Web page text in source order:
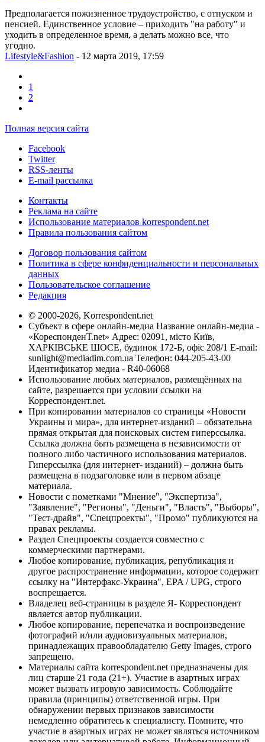
Предполагается пожизненное трудоустройство, с отпуском и
пенсией. Единственное условие – приходить "на работу" и
уходить в определенное время, а делать можно все, что
угодно.
Lifestyle&Fashion - 12 марта 2019, 17:59
1
2
Полная версия сайта
Facebook
Twitter
RSS-ленты
E-mail рассылка
Контакты
Реклама на сайте
Использование материалов korrespondent.net
Правила пользования сайтом
Договор пользования сайтом
Политика в сфере конфиденциальности и персональных
данных
Пользовательское соглашение
Редакция
© 2000-2026, Korrespondent.net
Субъект в сфере онлайн-медиа Название онлайн-медиа -
«КореспонденТ.net» Адрес: 02091, місто Київ,
ХАРКІВСЬКЕ ШОСЕ, будинок 172-Б, офіс 208/1 E-mail:
sunlight@mediadim.com.ua Телефон: 044-205-43-00
Идентификатор медиа - R40-06068
Использование любых материалов, размещённых на
сайте, разрешается при условии ссылки на
Корреспондент.net.
При копировании материалов со страницы «Новости
Украины и мира», для интернет-изданий – обязательна
прямая открытая для поисковых систем гиперссылка.
Ссылка должна быть размещена в независимости от
полного либо частичного использования материалов.
Гиперссылка (для интернет- изданий) – должна быть
размещена в подзаголовке или в первом абзаце
материала.
Новости с пометками "Мнение", "Экспертиза",
"Заявление", "Регионы", "Деньги", "Власть", "Выборы",
"Тест-драйв", "Спецпроекты", "Промо" публикуются на
правах рекламы.
Раздел Спецпроекты создается совместно с
коммерческими партнерами.
Любое копирование, публикация, републикация и
другое распространение информации, которое содержит
ссылку на "Интерфакс-Украина", EPA / UPG, строго
воспрещается.
Владелец веб-страницы в разделе Я- Корреспондент
является автор публикации.
Любое копирование, перепечатка и воспроизведение
фотографий и/или аудиовизуальных материалов,
принадлежащих правообладателю Getty Images, строго
запрещено.
Материалы сайта korrespondent.net предназначены для
лиц старше 21 года (21+). Участие в азартных играх
может вызвать игровую зависимость. Соблюдайте
правила (принципы) ответственной игры. При
обнаружении первых признаков зависимости
немедленно обратитесь к специалисту. Помните, что
участие в азартных играх не может являться источником